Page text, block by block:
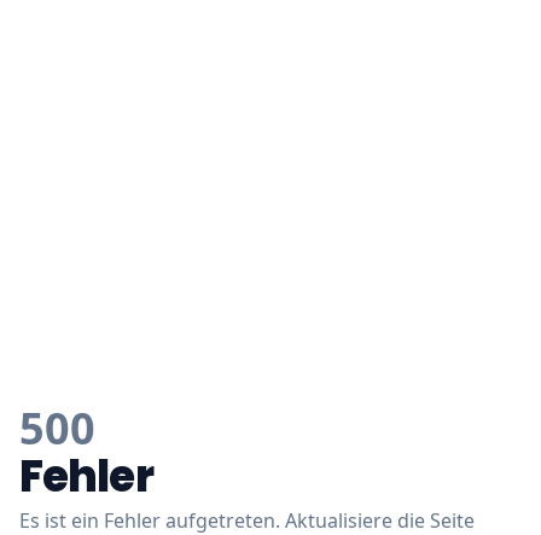
500
Fehler
Es ist ein Fehler aufgetreten. Aktualisiere die Seite